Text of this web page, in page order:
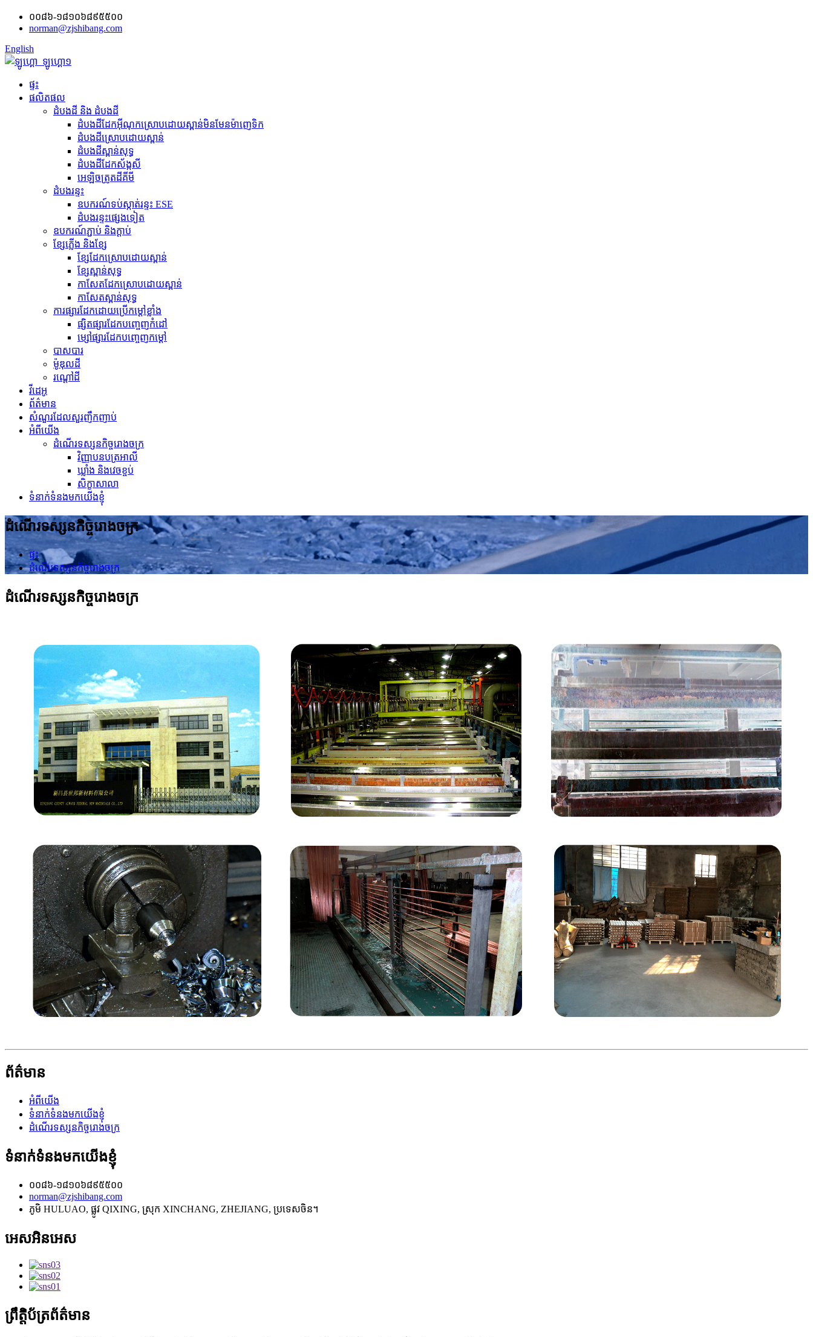
០០៨៦-១៨១០៦៨៩៥៥០០
norman@zjshibang.com
English
ផ្ទះ
ផលិតផល
ដំបងដី និង ដំបងដី
ដំបងដីដែកអ៊ីណុកស្រោបដោយស្ពាន់មិនមែនម៉ាញេទិក
ដំបងដីស្រោបដោយស្ពាន់
ដំបងដីស្ពាន់សុទ្ធ
ដំបងដីដែកស័ង្កសី
អេឡិចត្រូត​ដី​គីមី
ដំបងរន្ទះ
ឧបករណ៍​ទប់ស្កាត់​រន្ទះ ESE
ដំបងរន្ទះផ្សេងទៀត
ឧបករណ៍ភ្ជាប់ និង​ក្ដាប់
ខ្សែភ្លើង និងខ្សែ
ខ្សែដែកស្រោបដោយស្ពាន់
ខ្សែស្ពាន់សុទ្ធ
កាសែតដែកស្រោបដោយស្ពាន់
កាសែតស្ពាន់សុទ្ធ
ការផ្សារដែកដោយប្រើកម្ដៅខ្លាំង
ផ្សិតផ្សារដែកបញ្ចេញកំដៅ
ម្សៅផ្សារដែកបញ្ចេញកម្ដៅ
បាសបារ
ម៉ូឌុលដី
រណ្តៅដី
វីដេអូ
ព័ត៌មាន
សំណួរដែលសួរញឹកញាប់
អំពីយើង
ដំណើរទស្សនកិច្ចរោងចក្រ
វិញ្ញាបនបត្រអាលី
ឃ្លាំង និងវេចខ្ចប់
សិក្ខាសាលា
ទំនាក់ទំនងមកយើងខ្ញុំ
ដំណើរទស្សនកិច្ចរោងចក្រ
ផ្ទះ
ដំណើរទស្សនកិច្ចរោងចក្រ
ដំណើរទស្សនកិច្ចរោងចក្រ
ព័ត៌មាន
អំពីយើង
ទំនាក់ទំនងមកយើងខ្ញុំ
ដំណើរទស្សនកិច្ចរោងចក្រ
ទំនាក់ទំនងមកយើងខ្ញុំ
០០៨៦-១៨១០៦៨៩៥៥០០
norman@zjshibang.com
ភូមិ HULUAO, ផ្លូវ QIXING, ស្រុក XINCHANG, ZHEJIANG, ប្រទេសចិន។
អេសអិនអេស
ព្រឹត្តិប័ត្រព័ត៌មាន